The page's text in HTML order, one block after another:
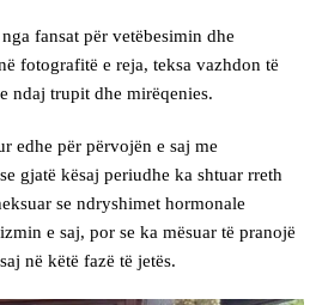
fansat për vetëbesimin dhe
fotografitë e reja, teksa vazhdon të
ndaj trupit dhe mirëqenies.
edhe për përvojën e saj me
gjatë kësaj periudhe ka shtuar rreth
se ndryshimet hormonale
e saj, por se ka mësuar të pranojë
në këtë fazë të jetës.